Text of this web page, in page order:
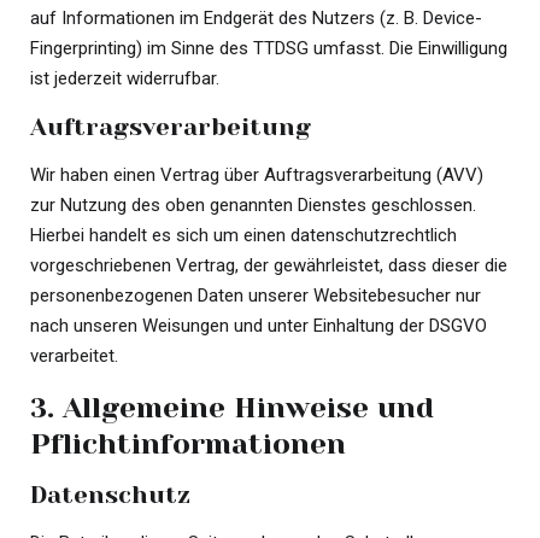
auf Informationen im Endgerät des Nutzers (z. B. Device-
Fingerprinting) im Sinne des TTDSG umfasst. Die Einwilligung
ist jederzeit widerrufbar.
Auftragsverarbeitung
Wir haben einen Vertrag über Auftragsverarbeitung (AVV)
zur Nutzung des oben genannten Dienstes geschlossen.
Hierbei handelt es sich um einen datenschutzrechtlich
vorgeschriebenen Vertrag, der gewährleistet, dass dieser die
personenbezogenen Daten unserer Websitebesucher nur
nach unseren Weisungen und unter Einhaltung der DSGVO
verarbeitet.
3. Allgemeine Hinweise und
Pflicht­informationen
Datenschutz